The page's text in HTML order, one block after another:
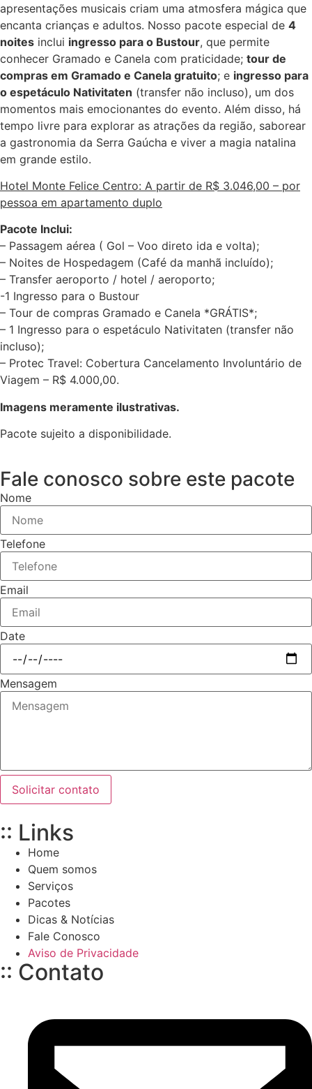
apresentações musicais criam uma atmosfera mágica que
encanta crianças e adultos. Nosso pacote especial de 4
noites inclui ingresso para o Bustour, que permite
conhecer Gramado e Canela com praticidade; tour de
compras em Gramado e Canela gratuito; e ingresso para
o espetáculo Nativitaten (transfer não incluso), um dos
momentos mais emocionantes do evento. Além disso, há
tempo livre para explorar as atrações da região, saborear
a gastronomia da Serra Gaúcha e viver a magia natalina
em grande estilo.
Hotel Monte Felice Centro: A partir de R$ 3.046,00 – por
pessoa em apartamento duplo
Pacote Inclui:
– Passagem aérea ( Gol – Voo direto ida e volta);
– Noites de Hospedagem (Café da manhã incluído);
– Transfer aeroporto / hotel / aeroporto;
-1 Ingresso para o Bustour
– Tour de compras Gramado e Canela *GRÁTIS*;
– 1 Ingresso para o espetáculo Nativitaten (transfer não
incluso);
– Protec Travel: Cobertura Cancelamento Involuntário de
Viagem – R$ 4.000,00.
Imagens meramente ilustrativas.
Pacote sujeito a disponibilidade.
Fale conosco sobre este pacote
Nome
Telefone
Email
Date
Mensagem
Solicitar contato
:: Links
Home
Quem somos
Serviços
Pacotes
Dicas & Notícias
Fale Conosco
Aviso de Privacidade
:: Contato